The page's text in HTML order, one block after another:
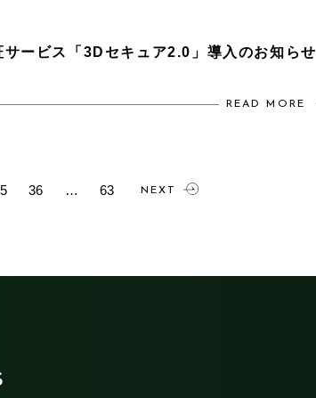
サービス「3Dセキュア2.0」導入のお知らせ
READ MORE
36 … 63 NEXT